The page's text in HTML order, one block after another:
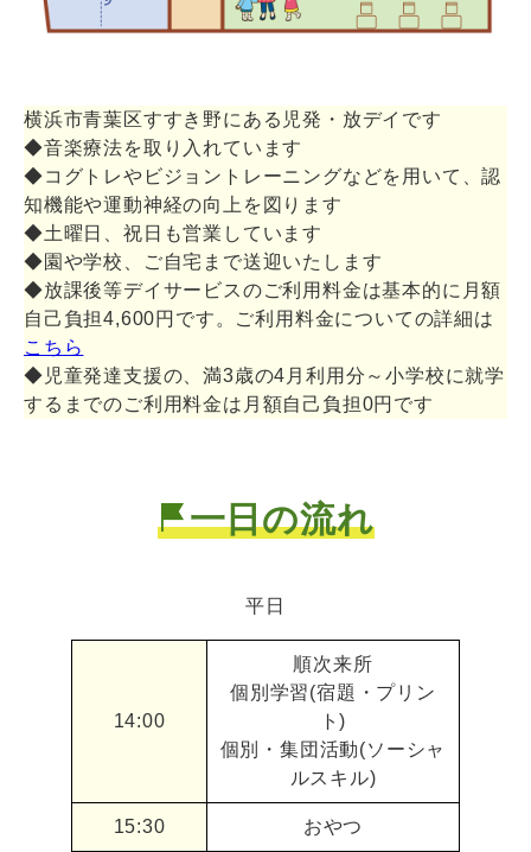
横浜市青葉区すすき野にある児発・放デイです
◆音楽療法を取り入れています
◆コグトレやビジョントレーニングなどを用いて、認
知機能や運動神経の向上を図ります
◆土曜日、祝日も営業しています
◆園や学校、ご自宅まで送迎いたします
◆放課後等デイサービスのご利用料金は基本的に月額
自己負担4,600円です。ご利用料金についての詳細は
こちら
◆児童発達支援の、満3歳の4月利用分～小学校に就学
するまでのご利用料金は月額自己負担0円です
一日の流れ
平日
14:00
順次来所
個別学習(宿題・プリン
ト)
個別・集団活動(ソーシャ
ルスキル)
15:30 おやつ